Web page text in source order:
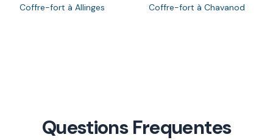
Coffre-fort à Allinges Coffre-fort à Chavanod
Questions Frequentes